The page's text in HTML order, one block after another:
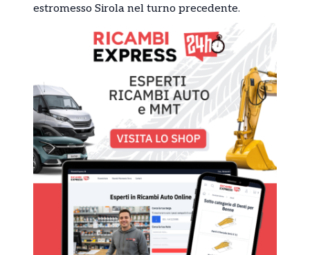
estromesso Sirola nel turno precedente.